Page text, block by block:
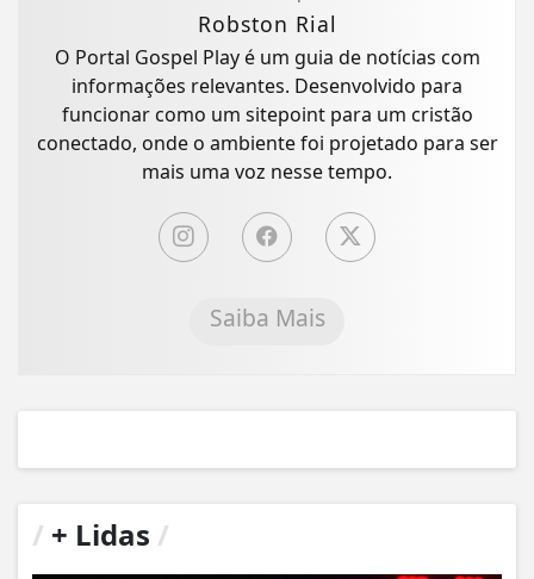
Robston Rial
O Portal Gospel Play é um guia de notícias com
informações relevantes. Desenvolvido para
funcionar como um sitepoint para um cristão
conectado, onde o ambiente foi projetado para ser
mais uma voz nesse tempo.
Saiba Mais
/ + Lidas /